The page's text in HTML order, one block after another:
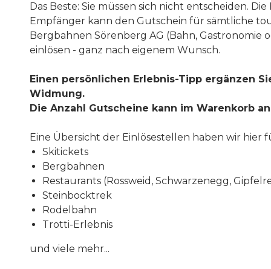
Das Beste: Sie müssen sich nicht entscheiden.
Empfänger kann den Gutschein für sämtliche
Bergbahnen Sörenberg AG (Bahn, Gastronomie
einlösen - ganz nach eigenem Wunsch.
Einen persönlichen Erlebnis-Tipp ergänzen
Widmung.
Die Anzahl Gutscheine kann im Warenkorb
Eine Übersicht der Einlösestellen haben wir hier
Skitickets
Bergbahnen
Restaurants (Rossweid, Schwarzenegg,
Steinbocktrek
Rodelbahn
Trotti-Erlebnis
und viele mehr...